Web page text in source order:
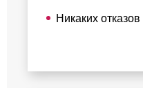
Никаких